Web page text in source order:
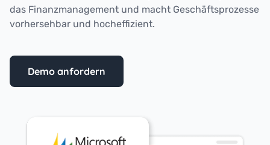
das Finanzmanagement und macht Geschäftsprozesse
vorhersehbar und hocheffizient.
Demo anfordern